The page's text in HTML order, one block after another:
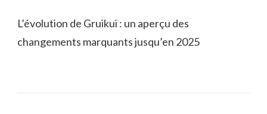
L’évolution de Gruikui : un aperçu des
changements marquants jusqu’en 2025